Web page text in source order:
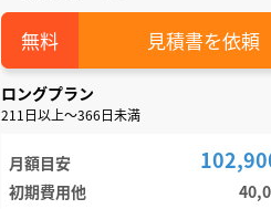
見積書を依頼
ロングプラン
211日以上～366日未満
月額目安
初期費用他